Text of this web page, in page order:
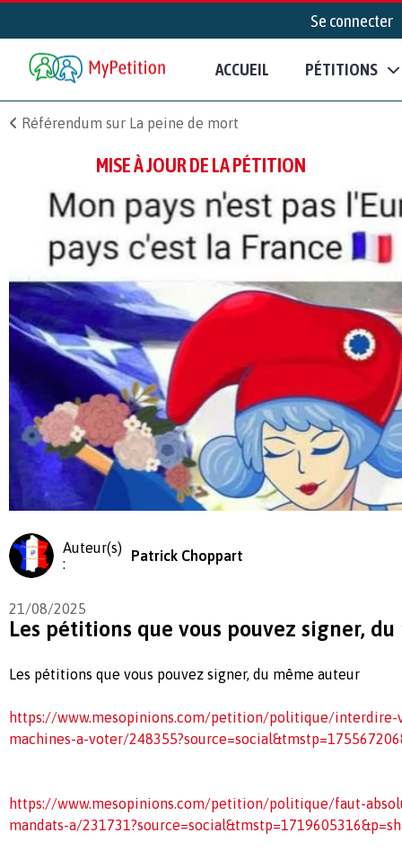
Se connecter
ACCUEIL PÉTITIONS
Référendum sur La peine de mort
MISE À JOUR DE LA PÉTITION
Auteur(s)
:
Patrick Choppart
21/08/2025
Les pétitions que vous pouvez signer,
Les pétitions que vous pouvez signer, du même auteur
https://www.mesopinions.com/petition/politique/interdire-
machines-a-voter/
https://www.mesopinions.com/petition/politique/faut-
mandats-a/